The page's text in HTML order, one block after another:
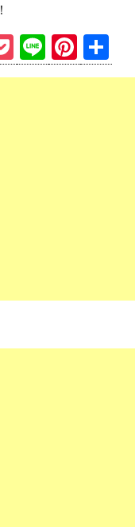
P
o
Li
n
Pi
nt 有